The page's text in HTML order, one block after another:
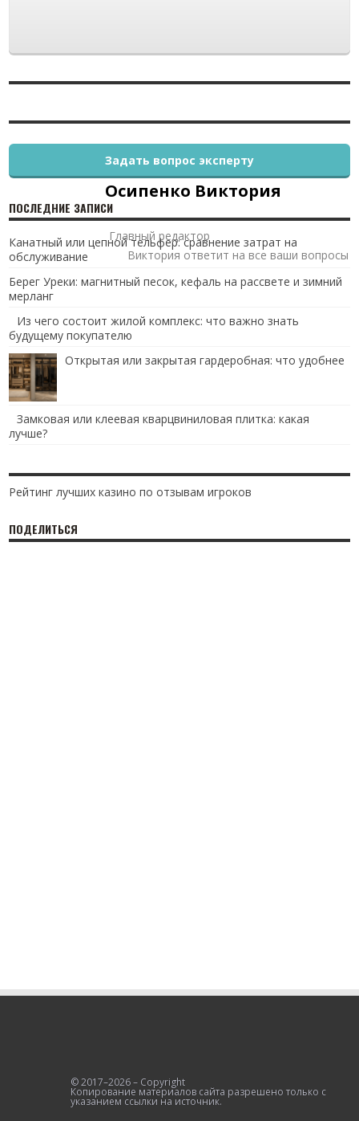
Осипенко Виктория
Главный редактор
Виктория ответит на все ваши вопросы
Задать вопрос эксперту
ПОСЛЕДНИЕ ЗАПИСИ
Канатный или цепной тельфер: сравнение затрат на
обслуживание
Берег Уреки: магнитный песок, кефаль на рассвете и зимний
мерланг
Из чего состоит жилой комплекс: что важно знать
будущему покупателю
Открытая или закрытая гардеробная: что удобнее
Замковая или клеевая кварцвиниловая плитка: какая
лучше?
Рейтинг лучших казино по отзывам игроков
ПОДЕЛИТЬСЯ
© 2017–2026 – Copyright
Копирование материалов сайта разрешено только с
указанием ссылки на источник.